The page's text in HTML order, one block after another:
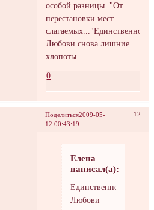
особой разницы. "От
перестановки мест
Любови снова лишние
хлопоты.
0
Поделиться 12
2009-05-
12 00:43:19
Елена
написал(а):
Единственное,что
Любови